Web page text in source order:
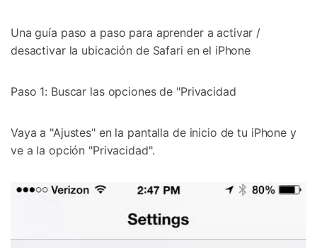
Una guía paso a paso para aprender a activar /
desactivar la ubicación de Safari en el iPhone
Paso 1: Buscar las opciones de "Privacidad
Vaya a "Ajustes" en la pantalla de inicio de tu iPhone y
ve a la opción "Privacidad".